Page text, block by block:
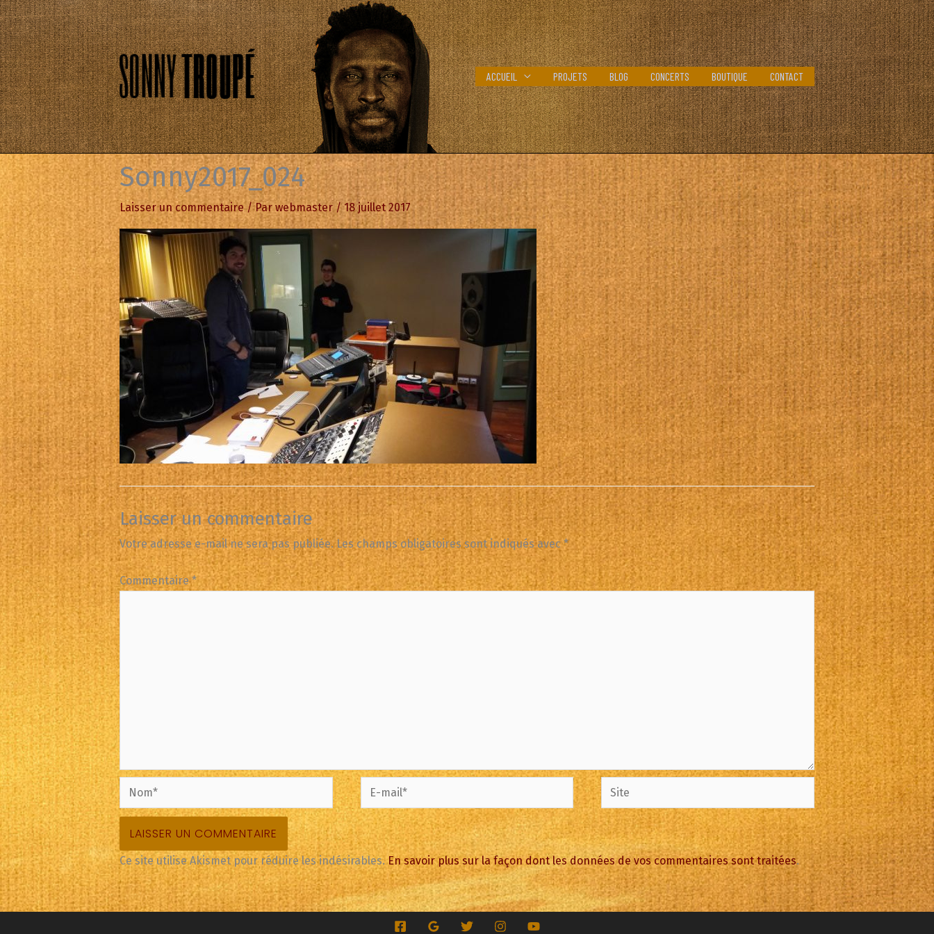
Aller
au
contenu
ACCUEIL PROJETS BLOG CONCERTS BOUTIQUE CONTACT
Sonny2017_024
Laisser un commentaire / Par webmaster /18 juillet 2017
Laisser un commentaire
Votre adresse e-mail ne sera pas publiée. Les champs obligatoires sont indiqués avec*
Commentaire*
Nom*
E-
mail*
Site
Ce site utilise Akismet pour réduire les indésirables.En savoir plus sur la façon dont les données de vos commentaires sont traitées.